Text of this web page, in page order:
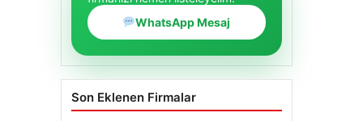
WhatsApp Mesaj
Son Eklenen Firmalar